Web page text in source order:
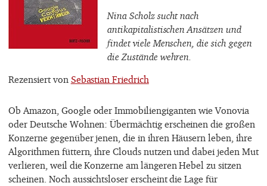
Nina Scholz sucht nach
antikapitalistischen Ansätzen und
findet viele Menschen, die sich gegen
die Zustände wehren.
Rezensiert von Sebastian Friedrich
Ob Amazon, Google oder Immobiliengiganten wie Vonovia
oder Deutsche Wohnen: Übermächtig erscheinen die großen
Konzerne gegenüber jenen, die in ihren Häusern leben, ihre
Algorithmen füttern, ihre Clouds nutzen und dabei jeden Mut
verlieren, weil die Konzerne am längeren Hebel zu sitzen
scheinen. Noch aussichtsloser erscheint die Lage für